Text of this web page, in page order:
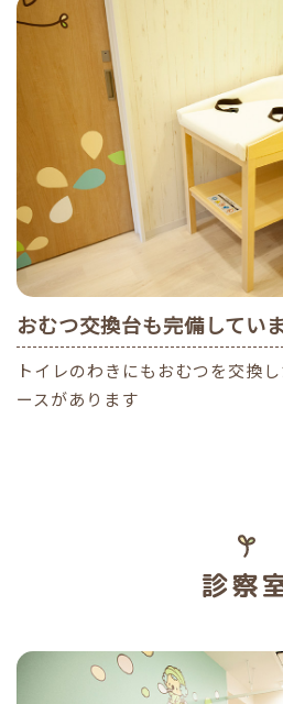
おむつ交換台も完備してい
トイレのわきにもおむつを交換
ースがあります
診察